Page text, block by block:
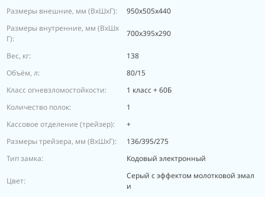
Размеры внешние, мм (ВхШхГ):
950x505x440
Размеры внутренние, мм (ВхШх
Г):
700x395x290
Вес, кг:
138
Объём, л:
80/15
Класс огневзломостойкости:
1 класс + 60Б
Количество полок:
1
Кассовое отделение (трейзер):
+
Размеры трейзера, мм (ВхШхГ):
136/395/275
Тип замка:
Кодовый электронный
Цвет:
Серый с эффектом молотковой эмал
и